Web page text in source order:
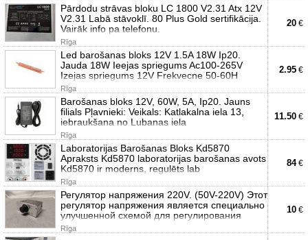
Pārdodu strāvas bloku LC 1800 V2.31 Atx 12V
V2.31 Labā stāvoklī. 80 Plus Gold sertifikācija.
Vairāk info pa telefonu.
Rīga
20 €
Led barošanas bloks 12V 1.5A 18W Ip20.
Jauda 18W Ieejas spriegums Ac100-265V
Izejas spriegums 12V Frekvecne 50-60H
Rīga
2.95 €
Barošanas bloks 12V, 60W, 5A, Ip20. Jauns
filials Pļavnieki: Veikals: Katlakalna iela 13,
iebraukšana no Lubanas iela
Rīga
11.50 €
Laboratorijas Barošanas Bloks Kd5870
Apraksts Kd5870 laboratorijas barošanas avots
Kd5870 ir moderns, regulēts lab
Rīga
84€
Регулятор напряжения 220V. (50V-220V) Этот
регулятор напряжения является специально
улучшенной схемой для регулирования
Rīga
10 €